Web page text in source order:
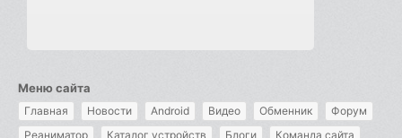
Меню сайта
Главная Новости Android Видео Обменник
Форум
Реаниматор
Каталог устройств Блоги Команда сайта